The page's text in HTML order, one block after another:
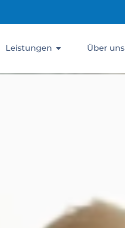
Leistungen Über uns